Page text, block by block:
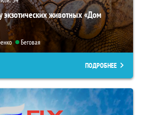
экзотических животных «Дом
Беговая
ПОДРОБНЕЕ